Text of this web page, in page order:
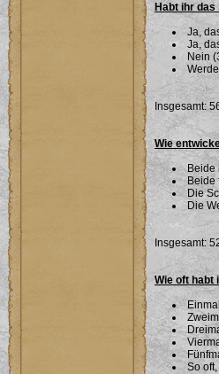
Habt ihr
Ja,
Ja,
Nein
Insgesamt:
Wie
Beide
Beide
Die
Die
Insgesamt:
Wie oft habt
So